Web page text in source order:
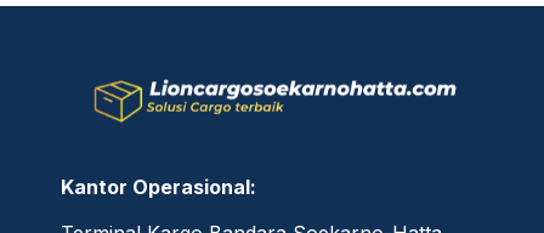
Kantor Operasional: